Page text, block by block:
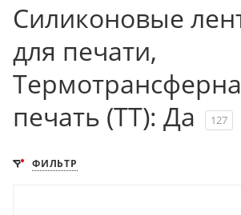
Силиконовые
для печати,
печать (ТТ): Да
127
ФИЛЬТР